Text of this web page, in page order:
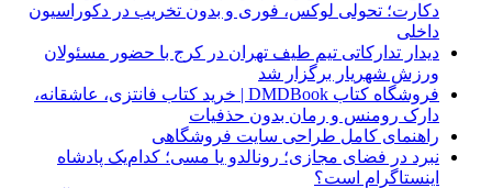
دکارت؛ تحولی لوکس، فوری و بدون تخریب در دکوراسیون
داخلی
دیدار تدارکاتی تیم طیف تهران در کرج با حضور مسئولان
ورزش شهریار برگزار شد
فروشگاه کتاب DMDBook | خرید کتاب فانتزی، عاشقانه،
دارک رومنس و رمان بدون حذفیات
راهنمای کامل طراحی سایت فروشگاهی
نبرد در فضای مجازی؛ رونالدو یا مسی؛ کدام‌یک پادشاه
اینستاگرام است؟